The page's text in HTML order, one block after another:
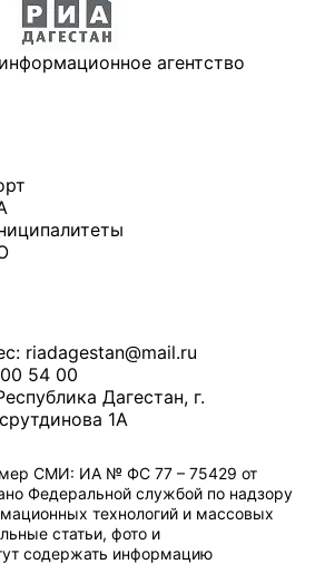
агентство
riadagestan@mail.ru
54 00
Дагестан, г.
1А
СМИ: ИА № ФС 77 – 75429 от
Федеральной службой по надзору
технологий и массовых
статьи, фото и
содержать информацию